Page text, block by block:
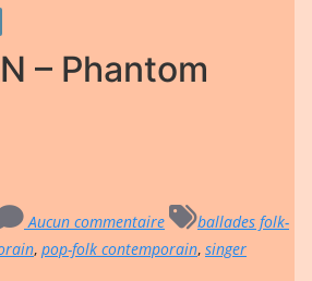
– Phantom
Aucun commentaire
ballades folk-
, pop-folk contemporain, singer